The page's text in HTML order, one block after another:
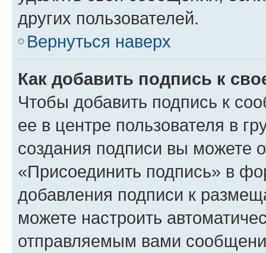
других пользователей.
Вернуться наверх
Как добавить подпись к
Чтобы добавить подпись к
ее в центре пользователя в
создания подписи вы можете
«Присоединить подпись» в
добавления подписи к
можете настроить
отправляемым вами